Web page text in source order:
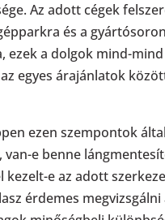
Az adott cégek
és a
ezek a dolgok mind-mind
egyes árajánlatok
ezen szempontok
e benne
e az adott
érdemes